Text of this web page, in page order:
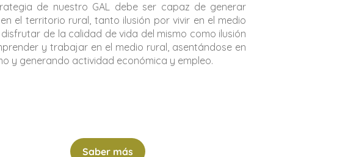
de nuestro GAL debe ser capaz de generar
el territorio rural, tanto ilusión por vivir en el medio
de la calidad de vida del mismo como ilusión
y trabajar en el medio rural, asentándose en
y generando actividad económica y empleo.
Saber más